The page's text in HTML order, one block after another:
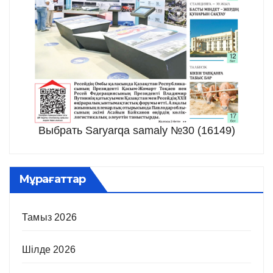
Выбрать Saryarqa samaly №30 (16149)
Мұрағаттар
Тамыз 2026
Шілде 2026